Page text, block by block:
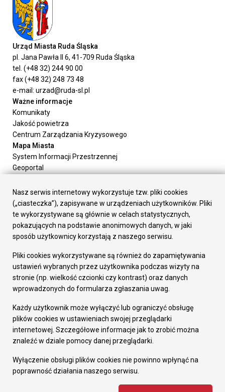
Urząd Miasta Ruda Śląska
pl. Jana Pawła II 6, 41-709 Ruda Śląska
tel. (+48 32) 244 90 00
fax (+48 32) 248 73 48
e-mail: urzad@ruda-sl.pl
Ważne informacje
Komunikaty
Jakość powietrza
Centrum Zarządzania Kryzysowego
Mapa Miasta
System Informacji Przestrzennej
Geoportal
Załatw sprawę
Prezydent Miasta
Rada Miasta
Wydziały
Elektroniczna Skrzynka Podawcza
Gospodarka
Fundusze europejskie
Środki krajowe
Oferty inwestycyjne
Pozostałe
Deklaracja dostępności
Dane osobowe
Dodaj opinię o witrynie
Nasz serwis internetowy wykorzystuje tzw. pliki cookies
(„ciasteczka”), zapisywane w urządzeniach użytkowników. Pliki
te wykorzystywane są głównie w celach statystycznych,
pokazujących na podstawie anonimowych danych, w jaki
sposób użytkownicy korzystają z naszego serwisu.
Pliki cookies wykorzystywane są również do zapamiętywania
ustawień wybranych przez użytkownika podczas wizyty na
stronie (np. wielkość czcionki czy kontrast) oraz danych
wprowadzonych do formularza zgłaszania uwag.
Każdy użytkownik może wyłączyć lub ograniczyć obsługę
plików cookies w ustawieniach swojej przeglądarki
internetowej. Szczegółowe informacje jak to zrobić można
znaleźć w dziale pomocy danej przeglądarki.
Wyłączenie obsługi plików cookies nie powinno wpłynąć na
poprawność działania naszego serwisu.